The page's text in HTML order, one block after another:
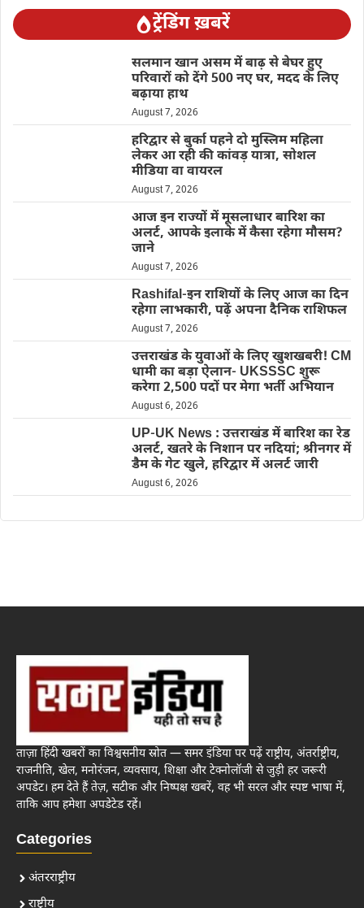
ट्रेंडिंग ख़बरें
सलमान खान असम में बाढ़ से बेघर हुए
परिवारों को देंगे 500 नए घर, मदद के लिए
बढ़ाया हाथ
August 7, 2026
हरिद्वार से बुर्का पहने दो मुस्लिम महिला
लेकर आ रही की कांवड़ यात्रा, सोशल
मीडिया वा वायरल
August 7, 2026
आज इन राज्यों में मूसलाधार बारिश का
अलर्ट, आपके इलाके में कैसा रहेगा मौसम?
जाने
August 7, 2026
Rashifal-इन राशियों के लिए आज का दिन
रहेगा लाभकारी, पढ़ें अपना दैनिक राशिफल
August 7, 2026
उत्तराखंड के युवाओं के लिए खुशखबरी! CM
धामी का बड़ा ऐलान- UKSSSC शुरू
करेगा 2,500 पदों पर मेगा भर्ती अभियान
August 6, 2026
UP-UK News : उत्तराखंड में बारिश का रेड
अलर्ट, खतरे के निशान पर नदियां; श्रीनगर में
डैम के गेट खुले, हरिद्वार में अलर्ट जारी
August 6, 2026
ताज़ा हिंदी खबरों का विश्वसनीय स्रोत — समर इंडिया पर पढ़ें राष्ट्रीय, अंतर्राष्ट्रीय,
राजनीति, खेल, मनोरंजन, व्यवसाय, शिक्षा और टेक्नोलॉजी से जुड़ी हर जरूरी
अपडेट। हम देते हैं तेज़, सटीक और निष्पक्ष खबरें, वह भी सरल और स्पष्ट भाषा में,
ताकि आप हमेशा अपडेटेड रहें।
Categories
अंतरराष्ट्रीय
राष्ट्रीय